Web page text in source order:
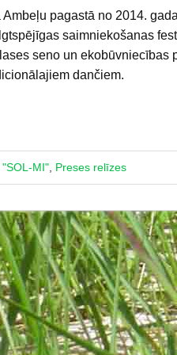
pagastā no 2014.
saimniekošanas
seno un
dančiem.
MI", Preses relīzes